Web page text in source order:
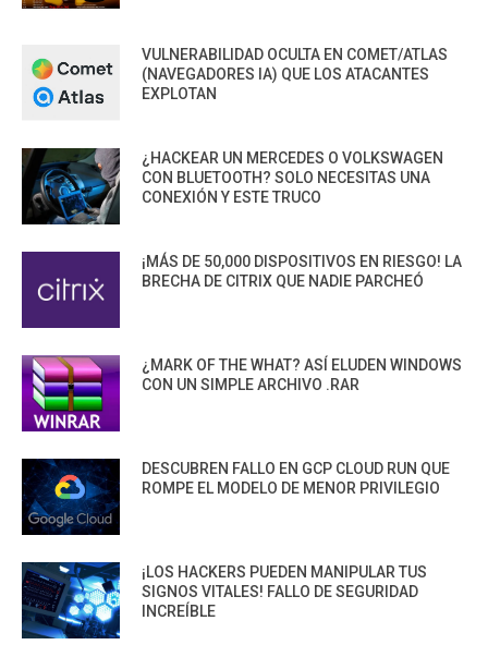
VULNERABILIDAD OCULTA EN COMET/ATLAS
(NAVEGADORES IA) QUE LOS ATACANTES
EXPLOTAN
¿HACKEAR UN MERCEDES O VOLKSWAGEN
CON BLUETOOTH? SOLO NECESITAS UNA
CONEXIÓN Y ESTE TRUCO
¡MÁS DE 50,000 DISPOSITIVOS EN RIESGO! LA
BRECHA DE CITRIX QUE NADIE PARCHEÓ
¿MARK OF THE WHAT? ASÍ ELUDEN WINDOWS
CON UN SIMPLE ARCHIVO .RAR
DESCUBREN FALLO EN GCP CLOUD RUN QUE
ROMPE EL MODELO DE MENOR PRIVILEGIO
¡LOS HACKERS PUEDEN MANIPULAR TUS
SIGNOS VITALES! FALLO DE SEGURIDAD
INCREÍBLE